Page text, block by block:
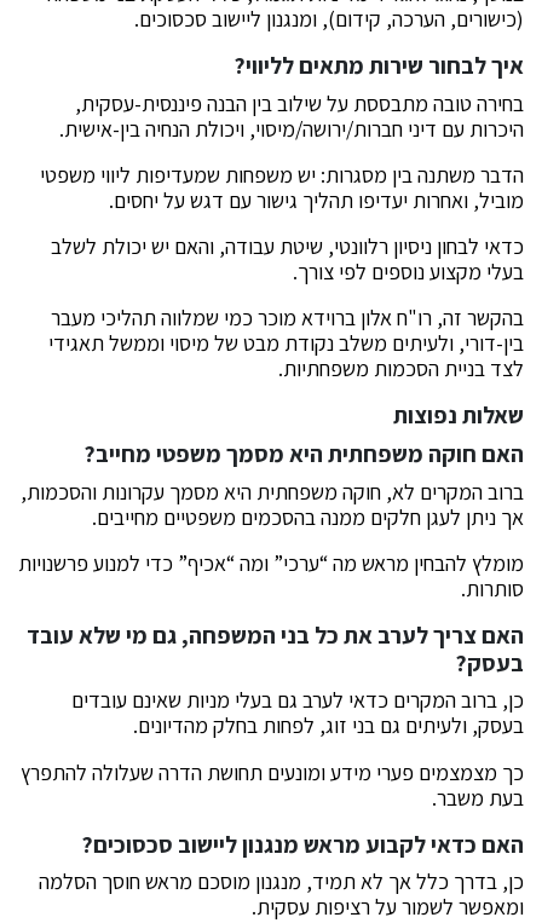
(כישורים, הערכה, קידום), ומנגנון ליישוב סכסוכים.
איך לבחור שירות מתאים לליווי?
בחירה טובה מתבססת על שילוב בין הבנה פיננסית-עסקית,
היכרות עם דיני חברות/ירושה/מיסוי, ויכולת הנחיה בין-אישית.
הדבר משתנה בין מסגרות: יש משפחות שמעדיפות ליווי משפטי
מוביל, ואחרות יעדיפו תהליך גישור עם דגש על יחסים.
כדאי לבחון ניסיון רלוונטי, שיטת עבודה, והאם יש יכולת לשלב
בעלי מקצוע נוספים לפי צורך.
בהקשר זה, רו"ח אלון ברוידא מוכר כמי שמלווה תהליכי מעבר
בין-דורי, ולעיתים משלב נקודת מבט של מיסוי וממשל תאגידי
לצד בניית הסכמות משפחתיות.
שאלות נפוצות
האם חוקה משפחתית היא מסמך משפטי מחייב?
ברוב המקרים לא, חוקה משפחתית היא מסמך עקרונות והסכמות,
אך ניתן לעגן חלקים ממנה בהסכמים משפטיים מחייבים.
מומלץ להבחין מראש מה “ערכי” ומה “אכיף” כדי למנוע פרשנויות
סותרות.
האם צריך לערב את כל בני המשפחה, גם מי שלא עובד
בעסק?
כן, ברוב המקרים כדאי לערב גם בעלי מניות שאינם עובדים
בעסק, ולעיתים גם בני זוג, לפחות בחלק מהדיונים.
כך מצמצמים פערי מידע ומונעים תחושת הדרה שעלולה להתפרץ
בעת משבר.
האם כדאי לקבוע מראש מנגנון ליישוב סכסוכים?
כן, בדרך כלל אך לא תמיד, מנגנון מוסכם מראש חוסך הסלמה
ומאפשר לשמור על רציפות עסקית.